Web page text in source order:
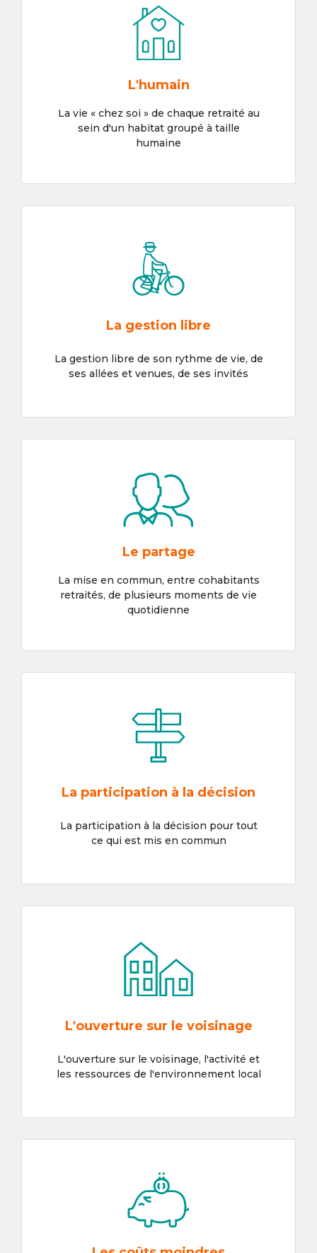
L'humain
La vie « chez soi » de chaque retraité au
sein d'un habitat groupé à taille
humaine
La gestion libre
La gestion libre de son rythme de vie, de
ses allées et venues, de ses invités
Le partage
La mise en commun, entre cohabitants
retraités, de plusieurs moments de vie
quotidienne
La participation à la décision
La participation à la décision pour tout
ce qui est mis en commun
L'ouverture sur le voisinage
L'ouverture sur le voisinage, l'activité et
les ressources de l'environnement local